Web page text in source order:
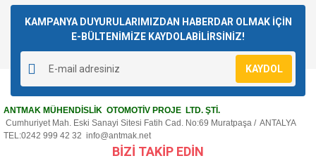
Yorum Yaz
kullanarak tarafımıza iletebilirsiniz.
Görüş ve önerileriniz için teşekkür ederiz.
Ürün resmi kalitesiz, bozuk veya görüntülenemiyor.
Ürün açıklamasında eksik bilgiler bulunuyor.
Ürün bilgilerinde hatalar bulunuyor.
Ürün fiyatı diğer sitelerden daha pahalı.
Bu ürüne benzer farklı alternatifler olmalı.
KAMPANYA DUYURULARIMIZDAN HABERDAR OLMAK İÇİN
E-BÜLTENİMİZE KAYDOLABİLİRSİNİZ!
KAYDOL
ANTMAK MÜHENDİSLİK OTOMOTİV PROJE LTD. ŞTİ.
Cumhuriyet Mah. Eski Sanayi Sitesi Fatih Cad. No:69 Muratpaşa / ANTALYA
TEL:0242 999 42 32 info@antmak.net
BİZİ TAKİP EDİN